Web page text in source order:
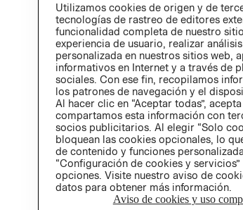
Utilizamos cookies de origen y de
tecnologías de rastreo de editores
funcionalidad completa de nuestro
experiencia de usuario, realizar
personalizada en nuestros sitios web,
informativos en Internet y a través de
sociales. Con ese fin, recopilamos
los patrones de navegación y el
Al hacer clic en “Aceptar todas”,
compartamos esta información con
socios publicitarios. Al elegir “Solo
bloquean las cookies opcionales, lo
de contenido y funciones
“Configuración de cookies y
opciones. Visite nuestro aviso de
datos para obtener más información.
Aviso de cookies y uso